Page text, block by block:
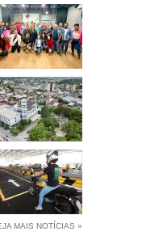
MAIS NOTÍCIAS »